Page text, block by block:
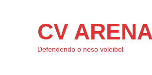
CV
Defendendo o noso voleibol